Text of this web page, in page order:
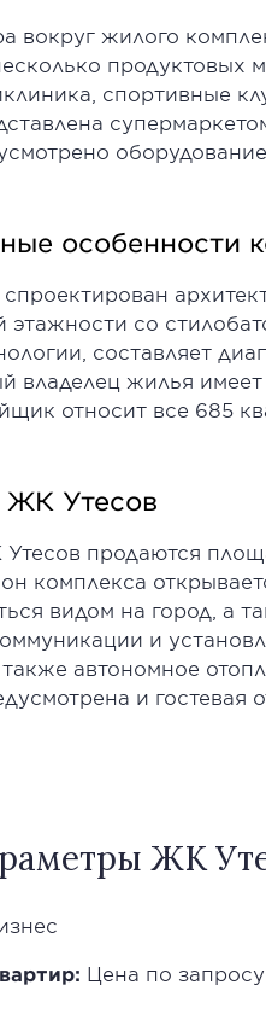
вокруг жилого
продуктовых
спортивные
особенности
этажности со
составляет
владелец жилья
относит все 685
ЖК Утесов
продаются
комплекса
видом на город, а
и
автономное
и гостевая
ЖК
Цена по запросу